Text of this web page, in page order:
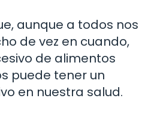
aunque a todos nos
de vez en cuando,
de alimentos
puede tener un
en nuestra salud.